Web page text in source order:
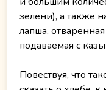
зелени), а также
лапша,
подаваемая с
Повествуя, что